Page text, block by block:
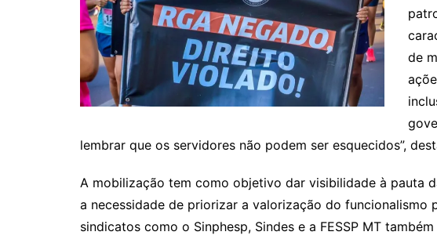
de
lembrar que os servidores não podem ser esquecidos”,
A mobilização tem como objetivo dar visibilidade à pauta
a necessidade de priorizar a valorização do funcionalismo
sindicatos como o Sinphesp, Sindes e a FESSP MT